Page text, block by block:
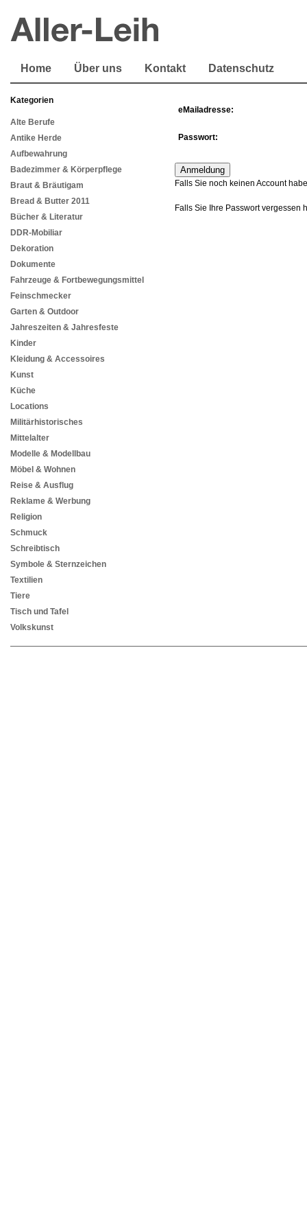
Home Über uns Kontakt Datenschutz
Kategorien
Alte Berufe
Antike Herde
Aufbewahrung
Badezimmer & Körperpflege
Braut & Bräutigam
Bread & Butter 2011
Bücher & Literatur
DDR-Mobiliar
Dekoration
Dokumente
Fahrzeuge & Fortbewegungsmittel
Feinschmecker
Garten & Outdoor
Jahreszeiten & Jahresfeste
Kinder
Kleidung & Accessoires
Kunst
Küche
Locations
Militärhistorisches
Mittelalter
Modelle & Modellbau
Möbel & Wohnen
Reise & Ausflug
Reklame & Werbung
Religion
Schmuck
Schreibtisch
Symbole & Sternzeichen
Textilien
Tiere
Tisch und Tafel
Volkskunst
eMailadresse:
Passwort:
Falls Sie noch keinen Account
Falls Sie Ihre Passwort vergessen